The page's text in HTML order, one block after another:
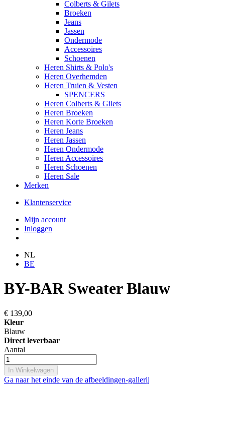
Colberts & Gilets
Broeken
Jeans
Jassen
Ondermode
Accessoires
Schoenen
Heren Shirts & Polo's
Heren Overhemden
Heren Truien & Vesten
SPENCERS
Heren Colberts & Gilets
Heren Broeken
Heren Korte Broeken
Heren Jeans
Heren Jassen
Heren Ondermode
Heren Accessoires
Heren Schoenen
Heren Sale
Merken
Klantenservice
Mijn account
Inloggen
NL
BE
BY-BAR Sweater Blauw
€ 139,00
Kleur
Blauw
Direct leverbaar
Aantal
In Winkelwagen
Ga naar het einde van de afbeeldingen-gallerij